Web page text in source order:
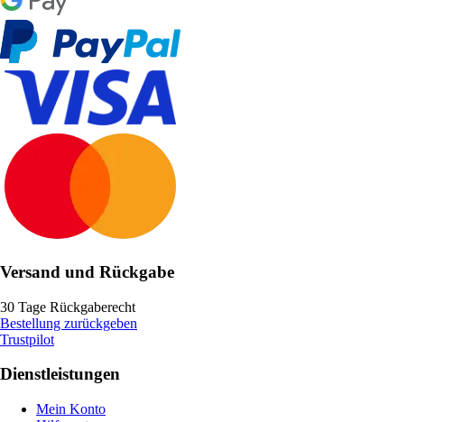
Versand und Rückgabe
30 Tage Rückgaberecht
Bestellung zurückgeben
Trustpilot
Dienstleistungen
Mein Konto